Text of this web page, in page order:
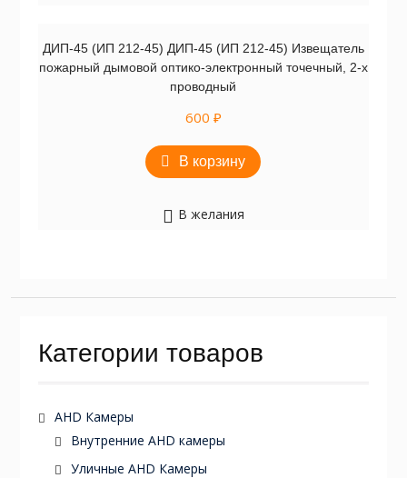
ДИП-45 (ИП 212-45) ДИП-45 (ИП 212-45) Извещатель
пожарный дымовой оптико-электронный точечный, 2-х
проводный
600 ₽
В корзину
В желания
Категории товаров
AHD Камеры
Внутренние AHD камеры
Уличные AHD Камеры